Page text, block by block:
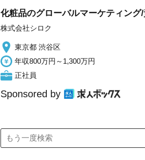
化粧品のグローバルマーケティング
株式会社シロク
東京都 渋谷区
年収800万円～1,300万円
正社員
Sponsored by